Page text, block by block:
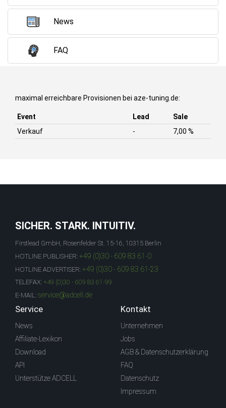
News
FAQ
maximal erreichbare Provisionen bei aze-tuning.de:
Event Lead
Sale
Verkauf
- 7,00 %
SICHER. STARK. INTUITIV.
Firstlead GmbH, Rosenfelder St. 15-16, 10315 Berlin
HOTLINE PUBLISHER: +49 (0)30 - 609 83 61-0
HOTLINE ADVERTISER: +49 (0)30 - 609 83 61-23
TELEFAX: +49 (0)30 - 609 83 61-99
E-MAIL: service@adcell.de
Service
News
Affiliate-Lexikon
Download
API
Unterstütze ADCELL
Kontakt
Unternehmen
Jobs
AGB & Datenschutzerklärung
FAQ
Datenschutz
Impressum